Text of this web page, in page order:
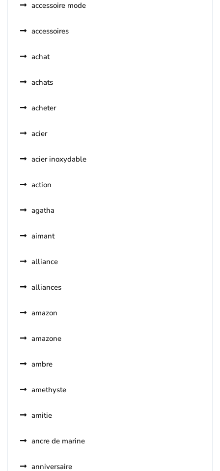
accessoire mode
accessoires
achat
achats
acheter
acier
acier inoxydable
action
agatha
aimant
alliance
alliances
amazon
amazone
ambre
amethyste
amitie
ancre de marine
anniversaire